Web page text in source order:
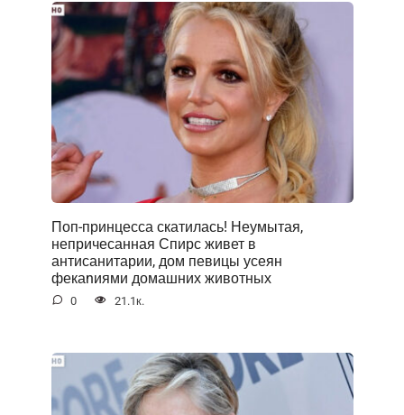
Поп-принцесса скатилась! Неумытая,
непричесанная Спирс живет в
антисанитарии, дом певицы усеян
фекаnиями домашних животных
0 21.1к.